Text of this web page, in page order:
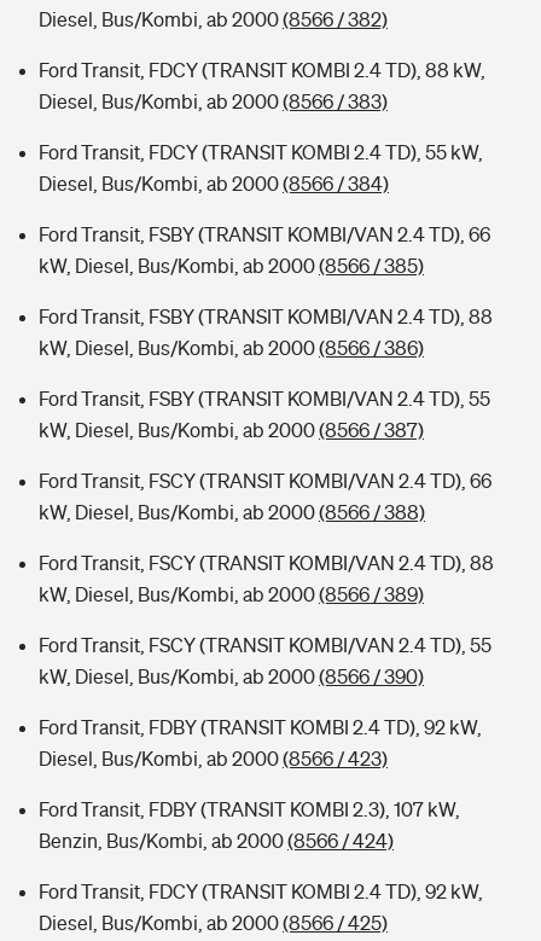
Diesel, Bus/Kombi, ab 2000(8566 / 382)
Ford Transit, FDCY (TRANSIT KOMBI 2.4 TD), 88 kW,
Diesel, Bus/Kombi, ab 2000(8566 / 383)
Ford Transit, FDCY (TRANSIT KOMBI 2.4 TD), 55 kW,
Diesel, Bus/Kombi, ab 2000(8566 / 384)
Ford Transit, FSBY (TRANSIT KOMBI/VAN 2.4 TD), 66
kW, Diesel, Bus/Kombi, ab 2000(8566 / 385)
Ford Transit, FSBY (TRANSIT KOMBI/VAN 2.4 TD), 88
kW, Diesel, Bus/Kombi, ab 2000(8566 / 386)
Ford Transit, FSBY (TRANSIT KOMBI/VAN 2.4 TD), 55
kW, Diesel, Bus/Kombi, ab 2000(8566 / 387)
Ford Transit, FSCY (TRANSIT KOMBI/VAN 2.4 TD), 66
kW, Diesel, Bus/Kombi, ab 2000(8566 / 388)
Ford Transit, FSCY (TRANSIT KOMBI/VAN 2.4 TD), 88
kW, Diesel, Bus/Kombi, ab 2000(8566 / 389)
Ford Transit, FSCY (TRANSIT KOMBI/VAN 2.4 TD), 55
kW, Diesel, Bus/Kombi, ab 2000(8566 / 390)
Ford Transit, FDBY (TRANSIT KOMBI 2.4 TD), 92 kW,
Diesel, Bus/Kombi, ab 2000(8566 / 423)
Ford Transit, FDBY (TRANSIT KOMBI 2.3), 107 kW,
Benzin, Bus/Kombi, ab 2000(8566 / 424)
Ford Transit, FDCY (TRANSIT KOMBI 2.4 TD), 92 kW,
Diesel, Bus/Kombi, ab 2000(8566 / 425)